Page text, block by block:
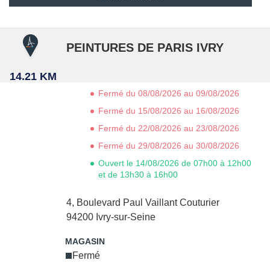
14.21 KM
PEINTURES DE PARIS IVRY
4, Boulevard Paul Vaillant Couturier
94200 Ivry-sur-Seine
Fermé
Fermé du 08/08/2026 au 09/08/2026
Fermé du 15/08/2026 au 16/08/2026
Fermé du 22/08/2026 au 23/08/2026
Fermé du 29/08/2026 au 30/08/2026
Ouvert le 14/08/2026 de 07h00 à 12h00
et de 13h30 à 16h00